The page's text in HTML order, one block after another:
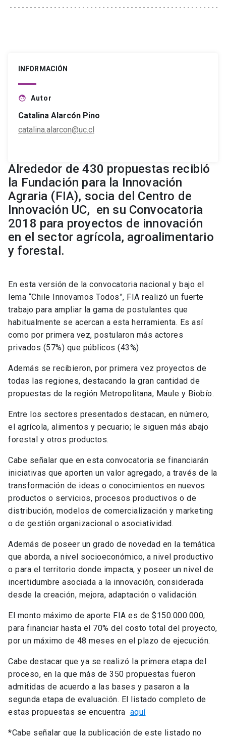
INFORMACIÓN
face Autor
Catalina Alarcón Pino
catalina.alarcon@uc.cl
Alrededor de 430 propuestas recibió
la Fundación para la Innovación
Agraria (FIA), socia del Centro de
Innovación UC, en su Convocatoria
2018 para proyectos de innovación
en el sector agrícola, agroalimentario
y forestal.
En esta versión de la convocatoria nacional y bajo el
lema “Chile Innovamos Todos”, FIA realizó un fuerte
trabajo para ampliar la gama de postulantes que
habitualmente se acercan a esta herramienta. Es así
como por primera vez, postularon más actores
privados (57%) que públicos (43%).
Además se recibieron, por primera vez proyectos de
todas las regiones, destacando la gran cantidad de
propuestas de la región Metropolitana, Maule y Biobío.
Entre los sectores presentados destacan, en número,
el agrícola, alimentos y pecuario; le siguen más abajo
forestal y otros productos.
Cabe señalar que en esta convocatoria se financiarán
iniciativas que aporten un valor agregado, a través de la
transformación de ideas o conocimientos en nuevos
productos o servicios, procesos productivos o de
distribución, modelos de comercialización y marketing
o de gestión organizacional o asociatividad.
Además de poseer un grado de novedad en la temática
que aborda, a nivel socioeconómico, a nivel productivo
o para el territorio donde impacta, y poseer un nivel de
incertidumbre asociada a la innovación, considerada
desde la creación, mejora, adaptación o validación.
El monto máximo de aporte FIA es de $150.000.000,
para financiar hasta el 70% del costo total del proyecto,
por un máximo de 48 meses en el plazo de ejecución.
Cabe destacar que ya se realizó la primera etapa del
proceso, en la que más de 350 propuestas fueron
admitidas de acuerdo a las bases y pasaron a la
segunda etapa de evaluación. El listado completo de
estas propuestas se encuentra aquí
*Cabe señalar que la publicación de este listado no